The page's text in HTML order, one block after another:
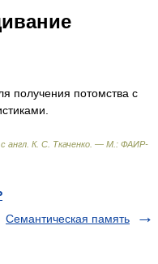
получения потомства с
англ. К. С. Ткаченко. — М.: ФАИР-
Семантическая память